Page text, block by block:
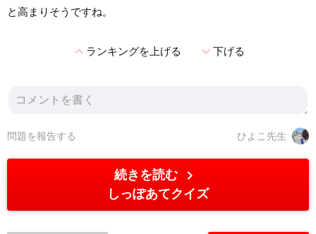
と高まりそうですね。
expand_lessランキングを上げる expand_more下げる
ひよこ先生
問題を報告する
続きを読む chevron_right
しっぽあてクイズ